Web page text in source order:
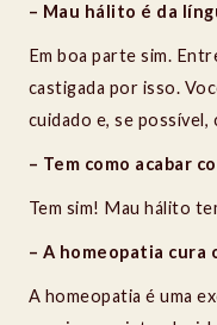
– Mau hálito é da
Em boa parte sim.
castigada por isso.
cuidado e, se
– Tem como acabar
Tem sim! Mau hálito
– A homeopatia cura
A homeopatia é uma